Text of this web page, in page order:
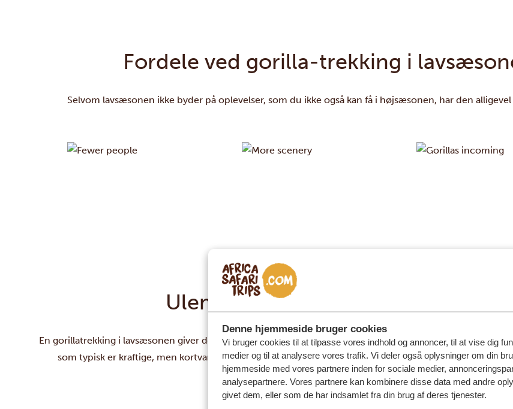
Denne hjemmeside bruger cookies
Vi bruger cookies til at tilpasse vores indhold og annoncer, til at vise dig
medier og til at analysere vores trafik. Vi deler også oplysninger om din
hjemmeside med vores partnere inden for sociale medier,
analysepartnere. Vores partnere kan kombinere disse data med andre
givet dem, eller som de har indsamlet fra din brug af deres tjenester.
Fordele ved gorilla-trekking i
Selvom lavsæsonen ikke byder på oplevelser, som du ikke også kan få i højsæsonen, har den
Ulemper ved gorilla-trekking i
En gorillatrekking i lavsæsonen giver den samme fantastiske oplevelse som i højsæsonen. Den største
som typisk er kraftige, men kortvarige. Med det rette udstyr er hverken mudrede stier eller korte